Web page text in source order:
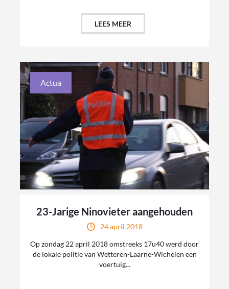
LEES MEER
Actua
23-Jarige Ninovieter aangehouden
24 april 2018
Op zondag 22 april 2018 omstreeks 17u40 werd door
de lokale politie van Wetteren-Laarne-Wichelen een
voertuig...